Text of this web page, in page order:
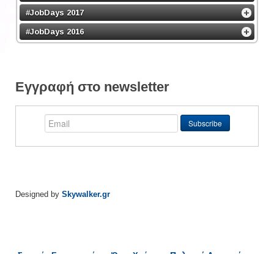
#JobDays 2017
#JobDays 2016
Εγγραφή στο newsletter
Designed by Skywalker.gr